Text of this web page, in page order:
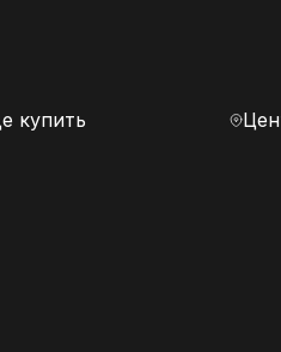
купить